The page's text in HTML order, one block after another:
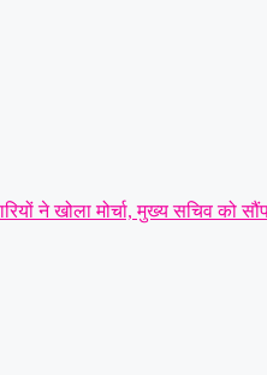
ने खोला मोर्चा, मुख्य सचिव को